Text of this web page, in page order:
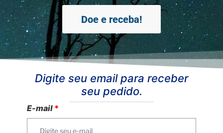
Doe e receba!
Digite seu email para receber
seu pedido.
E-mail *